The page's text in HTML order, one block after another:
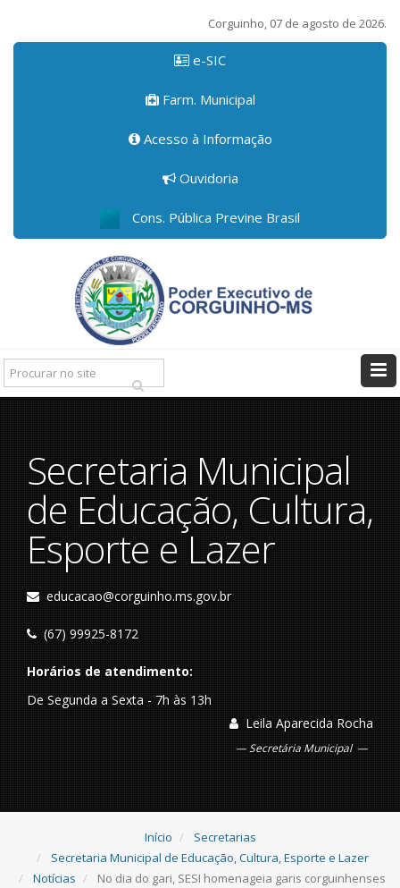
Corguinho, 07 de agosto de 2026.
e-SIC
Farm. Municipal
Acesso à Informação
Ouvidoria
Cons. Pública Previne Brasil
Pesquisar:
Secretaria Municipal
de Educação, Cultura,
Esporte e Lazer
educacao@corguinho.ms.gov.br
(67) 99925-8172
Horários de atendimento:
De Segunda a Sexta - 7h às 13h
Leila Aparecida Rocha
Secretária Municipal
Início
Secretarias
Secretaria Municipal de Educação, Cultura, Esporte e Lazer
Notícias
No dia do gari, SESI homenageia garis corguinhenses